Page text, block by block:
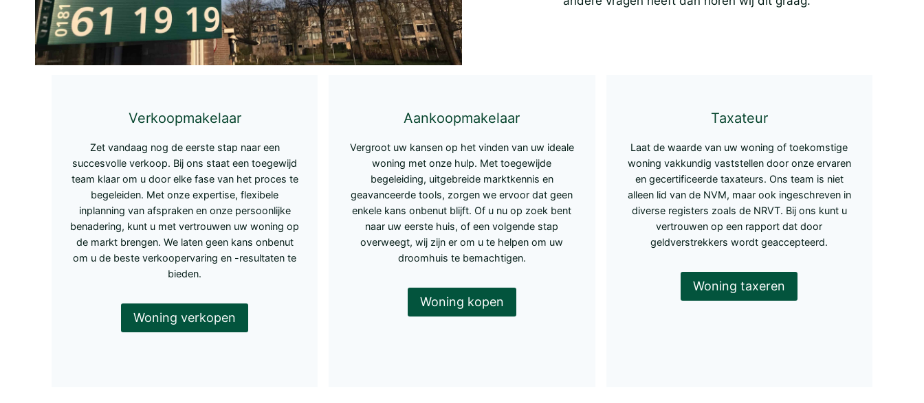
Verkoopmakelaar
Zet vandaag nog de eerste stap naar een
succesvolle verkoop. Bij ons staat een toegewijd
team klaar om u door elke fase van het proces te
begeleiden. Met onze expertise, flexibele
inplanning van afspraken en onze persoonlijke
benadering, kunt u met vertrouwen uw woning op
de markt brengen. We laten geen kans onbenut
om u de beste verkoopervaring en -resultaten te
bieden.
Woning verkopen
Aankoopmakelaar
Vergroot uw kansen op het vinden van uw ideale
woning met onze hulp. Met toegewijde
begeleiding, uitgebreide marktkennis en
geavanceerde tools, zorgen we ervoor dat geen
enkele kans onbenut blijft. Of u nu op zoek bent
naar uw eerste huis, of een volgende stap
overweegt, wij zijn er om u te helpen om uw
droomhuis te bemachtigen.
Woning kopen
Taxateur
Laat de waarde van uw woning of toekomstige
woning vakkundig vaststellen door onze ervaren
en gecertificeerde taxateurs. Ons team is niet
alleen lid van de NVM, maar ook ingeschreven in
diverse registers zoals de NRVT. Bij ons kunt u
vertrouwen op een rapport dat door
geldverstrekkers wordt geaccepteerd.
Woning taxeren